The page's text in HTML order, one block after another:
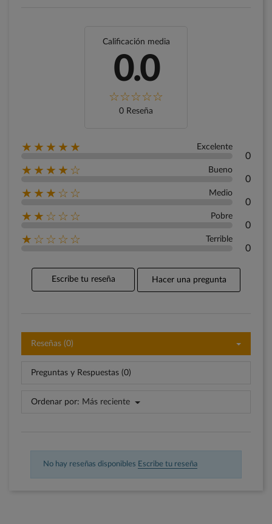
Calificación media
0.0
0 Reseña
★★★★★ Excelente
0
★★★★☆ Bueno
0
★★★☆☆ Medio
0
★★☆☆☆ Pobre
0
★☆☆☆☆ Terrible
0
Escribe tu reseña Hacer una pregunta
Reseñas (0)
Preguntas y Respuestas (0)
Ordenar por: Más reciente
No hay reseñas disponibles Escribe tu reseña